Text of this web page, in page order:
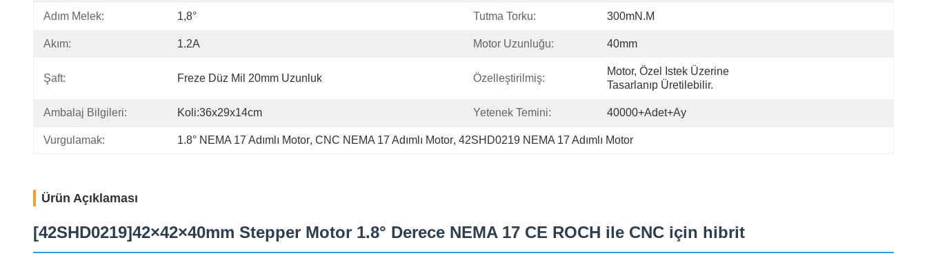
Adım Melek: 1,8° Tutma Torku: 300mN.m
Akım: 1.2A Motor Uzunluğu: 40mm
Şaft: Freze Düz Mil 20mm Uzunluk Özelleştirilmiş:
Motor, Özel Istek Üzerine
Tasarlanıp Üretilebilir.
Ambalaj Bilgileri: Koli:36x29x14cm Yetenek Temini: 40000+Adet+Ay
Vurgulamak: 1.8° NEMA 17 Adımlı Motor, CNC NEMA 17 Adımlı Motor, 42SHD0219 NEMA 17 Adımlı Motor
Ürün Açıklaması
[42SHD0219]42×42×40mm Stepper Motor 1.8° Derece NEMA 17 CE ROCH ile CNC için hibrit